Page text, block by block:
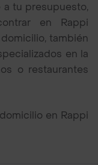
tu presupuesto,
en Rappi
también
en la
o restaurantes
en Rappi